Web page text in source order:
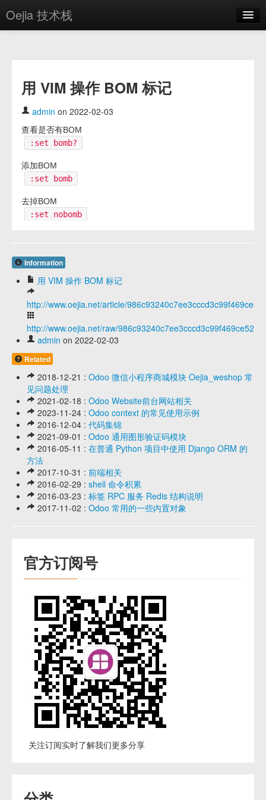
Oejia 技术栈
方案
OE学院
分享
编辑器
登录
用 VIM 操作 BOM 标记
admin on 2022-02-03
查看是否有BOM
:set bomb?
添加BOM
:set bomb
去掉BOM
:set nobomb
Information
用 VIM 操作 BOM 标记
http://www.oejia.net/article/
http://www.oejia.net/raw/986c93240c7ee3cccd3c99f469ce5208
admin on 2022-02-03
Related
2018-12-21 : Odoo 微信小程序商城模块 Oejia_weshop 常
见问题处理
2021-02-18 : Odoo Website前台网站相关
2023-11-24 : Odoo context 的常见使用示例
2016-12-04 : 代码集锦
2021-09-01 : Odoo 通用图形验证码模块
2016-05-11 : 在普通 Python 项目中使用 Django ORM 的
方法
2017-10-31 : 前端相关
2016-02-29 : shell 命令积累
2016-03-23 : 标签 RPC 服务 Redis 结构说明
2017-11-02 : Odoo 常用的一些内置对象
官方订阅号
关注订阅实时了解我们更多分享